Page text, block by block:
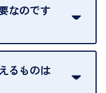
しております。
目安です。大量の
だくことがございま
なのです
客様のご本人確認を
す。安心してお取引
願いいたします。
るものは